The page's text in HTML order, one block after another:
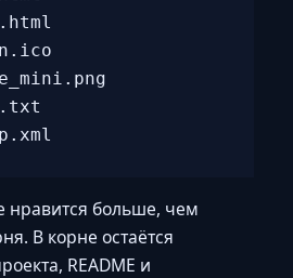
нравится больше, чем
В корне остаётся
README и